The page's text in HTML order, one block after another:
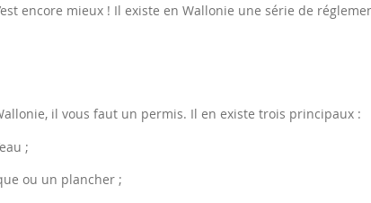
encore mieux ! Il existe en Wallonie une série de
il vous faut un permis. Il en existe trois principaux :
;
ou un plancher ;